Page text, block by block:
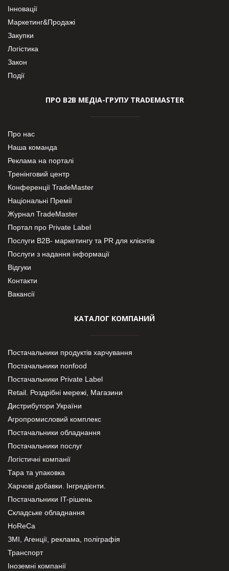
Інновації
Маркетинг&Продажі
Закупки
Логістика
Закон
Події
ПРО В2В МЕДІА-ГРУПУ TRADEMASTER
Про нас
Наша команда
Реклама на порталі
Тренінговий центр
Конференції TradeMaster
Національні Премії
Журнал TradeMaster
Портал про Private Label
Послуги В2В- маркетингу та PR для клієнтів
Послуги з надання інформації
Відгуки
Контакти
Вакансії
КАТАЛОГ КОМПАНИЙ
Постачальники продуктів харчування
Постачальники nonfood
Постачальники Private Label
Retail. Роздрібні мережі, Магазини
Дистрибутори України
Агропромисловий комплекс
Постачальники обладнання
Постачальники послуг
Логістичні компанії
Тара та упаковка
Харчові добавки. Інгредієнти.
Постачальники IT-рішень
Складське обладнання
HoReCa
ЗМІ, Агенції, реклама, поліграфія
Транспорт
Іноземні компанії